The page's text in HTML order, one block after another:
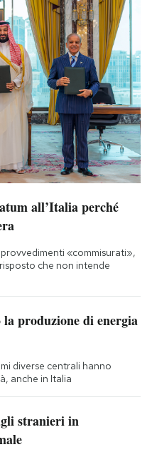
all’Italia perché
«commisurati»,
che non intende
produzione di energia
diverse centrali hanno
anche in Italia
stranieri in